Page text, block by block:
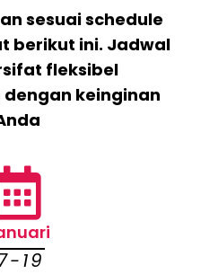
sesuai schedule
berikut ini. Jadwal
fleksibel
keinginan
19